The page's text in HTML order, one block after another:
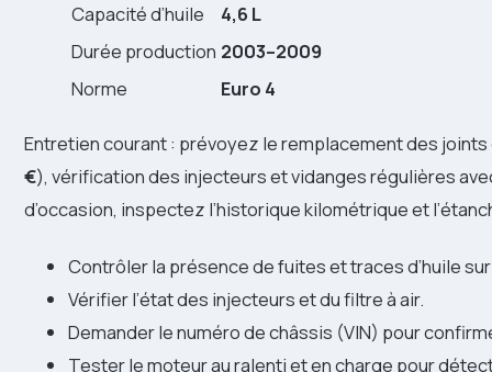
Capacité d’huile
4,6 L
Durée production 2003–2009
Norme
Euro 4
Entretien courant : prévoyez le remplacement des
€), vérification des injecteurs et vidanges régulières
d’occasion, inspectez l’historique kilométrique et
Contrôler la présence de fuites et traces d’huile
Vérifier l’état des injecteurs et du filtre à air.
Demander le numéro de châssis (VIN) pour
Tester le moteur au ralenti et en charge pour